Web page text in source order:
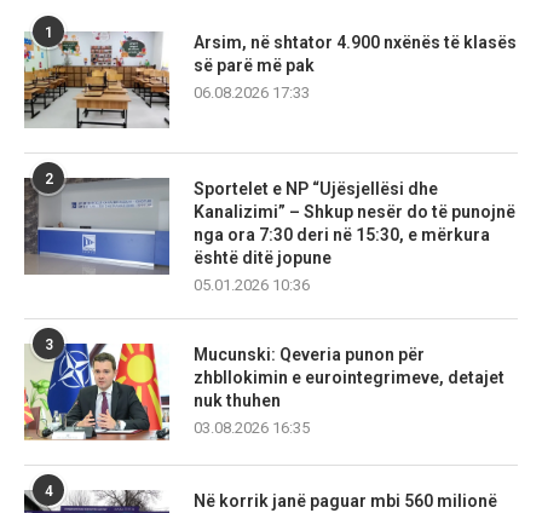
1
Arsim, në shtator 4.900 nxënës të klasës
së parë më pak
06.08.2026 17:33
2
Sportelet e NP “Ujësjellësi dhe
Kanalizimi” – Shkup nesër do të punojnë
nga ora 7:30 deri në 15:30, e mërkura
është ditë jopune
05.01.2026 10:36
3
Mucunski: Qeveria punon për
zhbllokimin e eurointegrimeve, detajet
nuk thuhen
03.08.2026 16:35
4
Në korrik janë paguar mbi 560 milionë